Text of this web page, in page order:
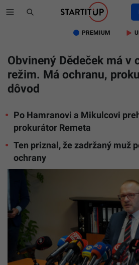
PREMIUM
Obvinený Dědeček má v
režim. Má ochranu,
dôvod
Po Hamranovi a Mikulcovi
prokurátor Remeta
Ten priznal, že zadržaný muž
ochrany